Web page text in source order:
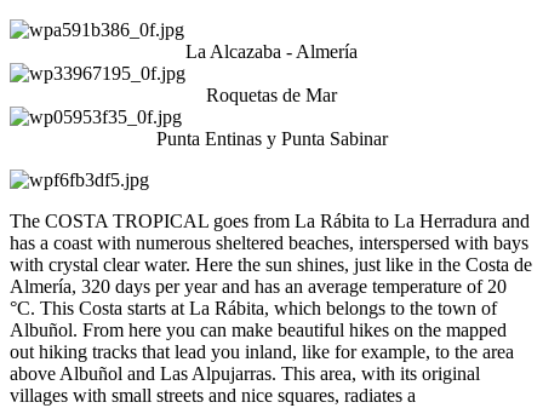
La Alcazaba - Almería
Roquetas de Mar
Punta Entinas y Punta Sabinar
The COSTA TROPICAL goes from La Rábita to La Herradura and
has a coast with numerous sheltered beaches, interspersed with bays
with crystal clear water. Here the sun shines, just like in the Costa de
Almería, 320 days per year and has an average temperature of 20
°C. This Costa starts at La Rábita, which belongs to the town of
Albuñol. From here you can make beautiful hikes on the mapped
out hiking tracks that lead you inland, like for example, to the area
above Albuñol and Las Alpujarras. This area, with its original
villages with small streets and nice squares, radiates a